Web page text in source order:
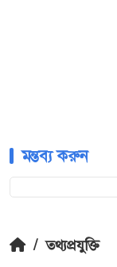
মন্তব্য করুন
/ তথ্যপ্রযুক্তি